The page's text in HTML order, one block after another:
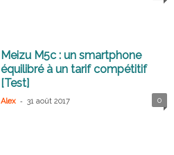
Meizu M5c : un smartphone
équilibré à un tarif compétitif
[Test]
Alex - 31 août 2017 0